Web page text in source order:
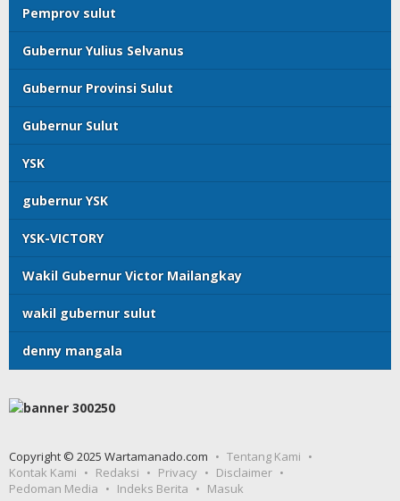
Pemprov sulut
Gubernur Yulius Selvanus
Gubernur Provinsi Sulut
Gubernur Sulut
YSK
gubernur YSK
YSK-VICTORY
Wakil Gubernur Victor Mailangkay
wakil gubernur sulut
denny mangala
Copyright © 2025 Wartamanado.com
Tentang Kami
Kontak Kami
Redaksi Privacy
Disclaimer
Pedoman Media
Indeks Berita Masuk